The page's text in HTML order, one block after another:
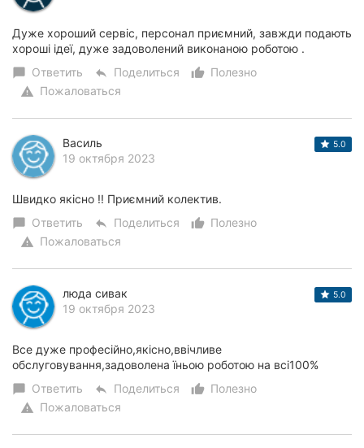
Дуже хороший сервіс, персонал приємний, завжди подають
хороші ідеї, дуже задоволений виконаною роботою .
chat_bubble Ответить reply Поделиться thumb_up_alt
Полезно
warning Пожаловаться
Василь
19 октября 2023
5.0
Швидко якісно !! Приємний колектив.
chat_bubble Ответить reply Поделиться thumb_up_alt
Полезно
warning Пожаловаться
люда сивак
19 октября 2023
5.0
Все дуже професійно,якісно,ввічливе
обслуговування,задоволена їньою роботою на всі100%
chat_bubble Ответить reply Поделиться thumb_up_alt
Полезно
warning Пожаловаться